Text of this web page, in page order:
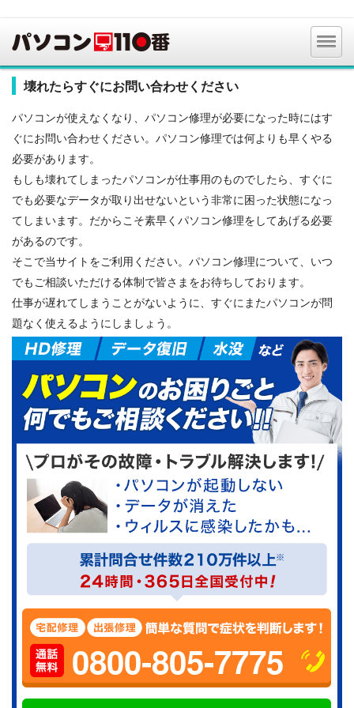
壊れたらすぐにお問い合わせください
パソコンが使えなくなり、パソコン修理が必要になった時にはす
ぐにお問い合わせください。パソコン修理では何よりも早くやる
必要があります。
もしも壊れてしまったパソコンが仕事用のものでしたら、すぐに
でも必要なデータが取り出せないという非常に困った状態になっ
てしまいます。だからこそ素早くパソコン修理をしてあげる必要
があるのです。
そこで当サイトをご利用ください。パソコン修理について、いつ
でもご相談いただける体制で皆さまをお待ちしております。
仕事が遅れてしまうことがないように、すぐにまたパソコンが問
題なく使えるようにしましょう。
0800-805-7775